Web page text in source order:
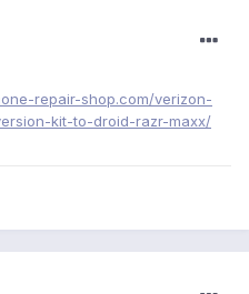
repair-shop.com/verizon-
kit-to-droid-razr-maxx/